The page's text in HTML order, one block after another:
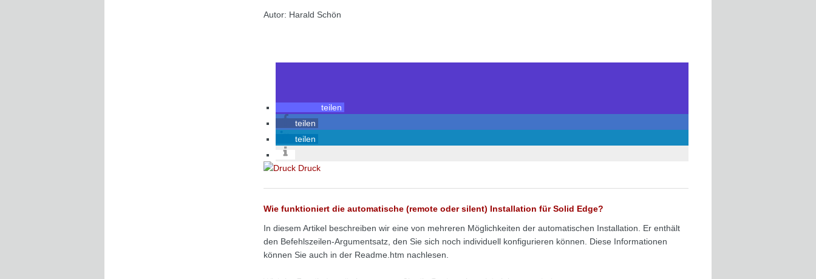
Autor: Harald Schön
teilen
teilen
teilen
Druck
Wie funktioniert die automatische (remote oder silent) Installation für Solid Edge?
In diesem Artikel beschreiben wir eine von mehreren Möglichkeiten der automatischen Installation. Er enthält
den Befehlszeilen-Argumentsatz, den Sie sich noch individuell konfigurieren können. Diese Informationen
können Sie auch in der Readme.htm nachlesen.